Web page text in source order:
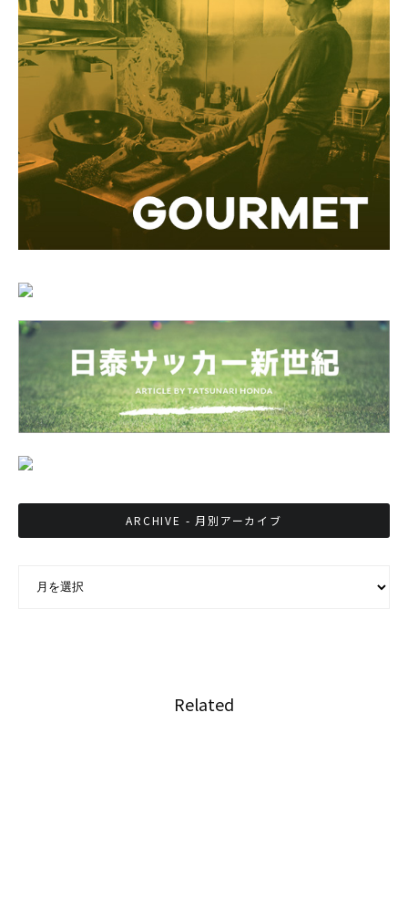
ARCHIVE - 月別アーカイブ
Related